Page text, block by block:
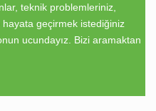
teknik problemleriniz,
hayata geçirmek istediğiniz
ucundayız. Bizi aramaktan